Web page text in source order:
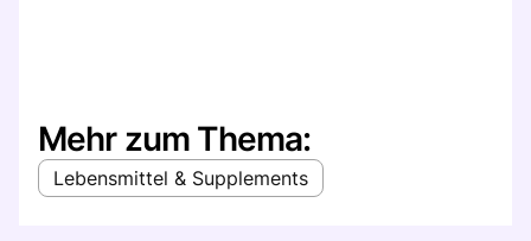
Mehr zum Thema:
Lebensmittel & Supplements